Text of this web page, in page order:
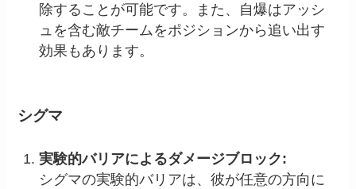
除することが可能です。また、自爆はアッシ
ュを含む敵チームをポジションから追い出す
効果もあります。
シグマ
実験的バリアによるダメージブロック:
シグマの実験的バリアは、彼が任意の方向に